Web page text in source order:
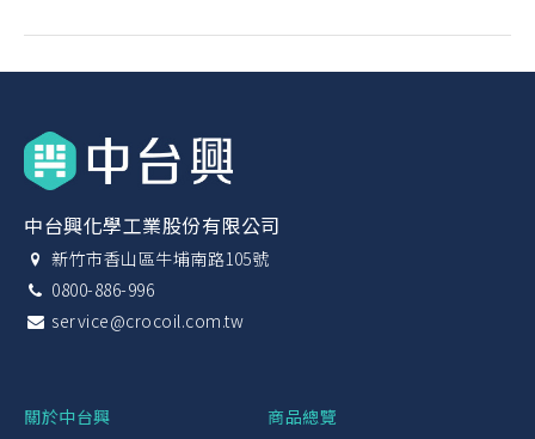
中台興化學工業股份有限公司
新竹市香山區牛埔南路105號
0800-886-996
service@crocoil.com.tw
關於中台興
商品總覽